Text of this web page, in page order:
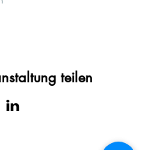
teilen